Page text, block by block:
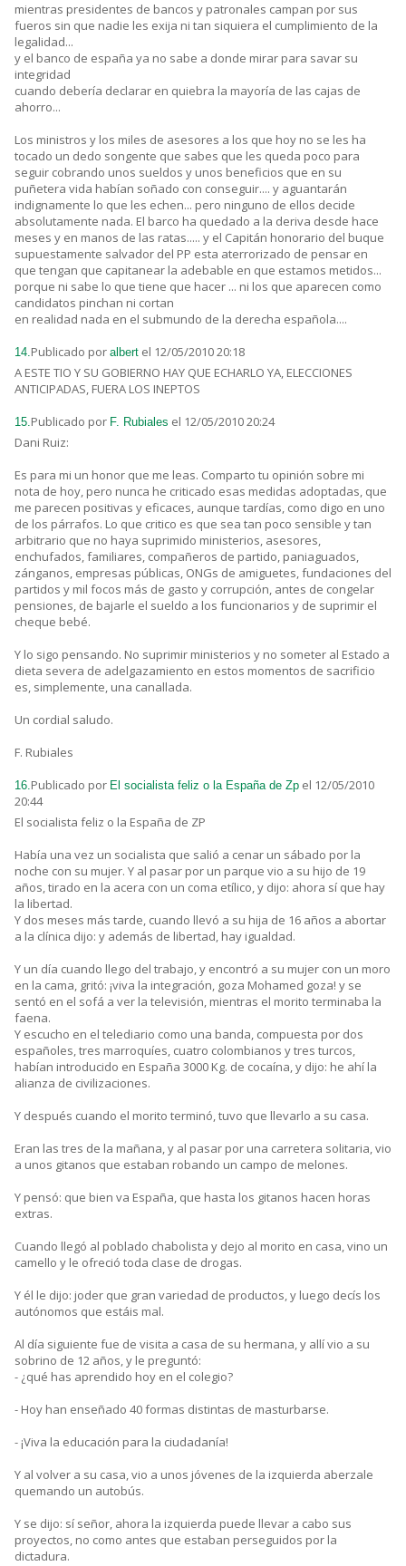
mientras presidentes de bancos y patronales campan por sus
fueros sin que nadie les exija ni tan siquiera el cumplimiento de la
legalidad...
y el banco de españa ya no sabe a donde mirar para savar su
integridad
cuando debería declarar en quiebra la mayoría de las cajas de
ahorro...
Los ministros y los miles de asesores a los que hoy no se les ha
tocado un dedo songente que sabes que les queda poco para
seguir cobrando unos sueldos y unos beneficios que en su
puñetera vida habían soñado con conseguir.... y aguantarán
indignamente lo que les echen... pero ninguno de ellos decide
absolutamente nada. El barco ha quedado a la deriva desde hace
meses y en manos de las ratas..... y el Capitán honorario del buque
supuestamente salvador del PP esta aterrorizado de pensar en
que tengan que capitanear la adebable en que estamos metidos...
porque ni sabe lo que tiene que hacer ... ni los que aparecen como
candidatos pinchan ni cortan
en realidad nada en el submundo de la derecha española....
14.Publicado por albert el 12/05/2010 20:18
A ESTE TIO Y SU GOBIERNO HAY QUE ECHARLO YA, ELECCIONES
ANTICIPADAS, FUERA LOS INEPTOS
15.Publicado por F. Rubiales el 12/05/2010 20:24
Dani Ruiz:
Es para mi un honor que me leas. Comparto tu opinión sobre mi
nota de hoy, pero nunca he criticado esas medidas adoptadas, que
me parecen positivas y eficaces, aunque tardías, como digo en uno
de los párrafos. Lo que critico es que sea tan poco sensible y tan
arbitrario que no haya suprimido ministerios, asesores,
enchufados, familiares, compañeros de partido, paniaguados,
zánganos, empresas públicas, ONGs de amiguetes, fundaciones del
partidos y mil focos más de gasto y corrupción, antes de congelar
pensiones, de bajarle el sueldo a los funcionarios y de suprimir el
cheque bebé.
Y lo sigo pensando. No suprimir ministerios y no someter al Estado a
dieta severa de adelgazamiento en estos momentos de sacrificio
es, simplemente, una canallada.
Un cordial saludo.
F. Rubiales
16.Publicado por El socialista feliz o la España de Zp el 12/05/2010
20:44
El socialista feliz o la España de ZP
Había una vez un socialista que salió a cenar un sábado por la
noche con su mujer. Y al pasar por un parque vio a su hijo de 19
años, tirado en la acera con un coma etílico, y dijo: ahora sí que hay
la libertad.
Y dos meses más tarde, cuando llevó a su hija de 16 años a abortar
a la clínica dijo: y además de libertad, hay igualdad.
Y un día cuando llego del trabajo, y encontró a su mujer con un moro
en la cama, gritó: ¡viva la integración, goza Mohamed goza! y se
sentó en el sofá a ver la televisión, mientras el morito terminaba la
faena.
Y escucho en el telediario como una banda, compuesta por dos
españoles, tres marroquíes, cuatro colombianos y tres turcos,
habían introducido en España 3000 Kg. de cocaína, y dijo: he ahí la
alianza de civilizaciones.
Y después cuando el morito terminó, tuvo que llevarlo a su casa.
Eran las tres de la mañana, y al pasar por una carretera solitaria, vio
a unos gitanos que estaban robando un campo de melones.
Y pensó: que bien va España, que hasta los gitanos hacen horas
extras.
Cuando llegó al poblado chabolista y dejo al morito en casa, vino un
camello y le ofreció toda clase de drogas.
Y él le dijo: joder que gran variedad de productos, y luego decís los
autónomos que estáis mal.
Al día siguiente fue de visita a casa de su hermana, y allí vio a su
sobrino de 12 años, y le preguntó:
- ¿qué has aprendido hoy en el colegio?
- Hoy han enseñado 40 formas distintas de masturbarse.
- ¡Viva la educación para la ciudadanía!
Y al volver a su casa, vio a unos jóvenes de la izquierda aberzale
quemando un autobús.
Y se dijo: sí señor, ahora la izquierda puede llevar a cabo sus
proyectos, no como antes que estaban perseguidos por la
dictadura.